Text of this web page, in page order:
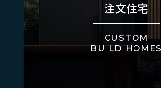
注文住宅
CUSTOM
BUILD HOMES